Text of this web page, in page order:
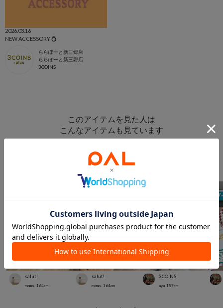
2026.03.16
NEW ACCESSORY 💍
ららぽーと新三郷店
ららぽーと新三郷店
3COINS
このアイテムを見た人は
こんなアイテムも見ています
スタッフスナップ
＃キッズアイテム
salut!
momo. 164cm
salut!
momo. 164cm
3COINS
aya 157cm